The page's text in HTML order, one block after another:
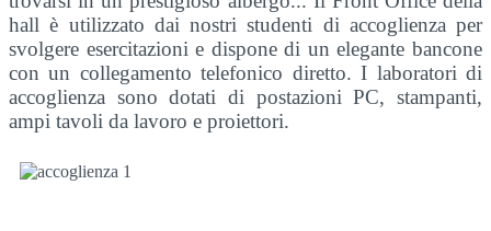
hall è utilizzato dai nostri studenti di accoglienza per
svolgere esercitazioni e dispone di un elegante bancone
con un collegamento telefonico diretto. I laboratori di
accoglienza sono dotati di postazioni PC, stampanti,
ampi tavoli da lavoro e proiettori.